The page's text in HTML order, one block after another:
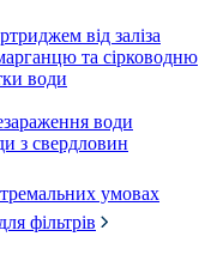
від заліза
та сірководню
води
води
з свердловин
умовах
фільтрів